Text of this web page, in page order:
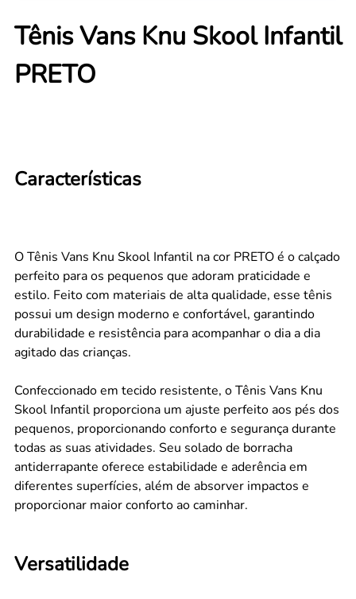
Tênis Vans Knu Skool Infantil
PRETO
Características
O Tênis Vans Knu Skool Infantil na cor PRETO é o calçado
perfeito para os pequenos que adoram praticidade e
estilo. Feito com materiais de alta qualidade, esse tênis
possui um design moderno e confortável, garantindo
durabilidade e resistência para acompanhar o dia a dia
agitado das crianças.
Confeccionado em tecido resistente, o Tênis Vans Knu
Skool Infantil proporciona um ajuste perfeito aos pés dos
pequenos, proporcionando conforto e segurança durante
todas as suas atividades. Seu solado de borracha
antiderrapante oferece estabilidade e aderência em
diferentes superfícies, além de absorver impactos e
proporcionar maior conforto ao caminhar.
Versatilidade